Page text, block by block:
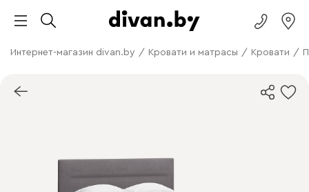
Интернет-магазин divan.by / Кровати и матрасы / Кровати /